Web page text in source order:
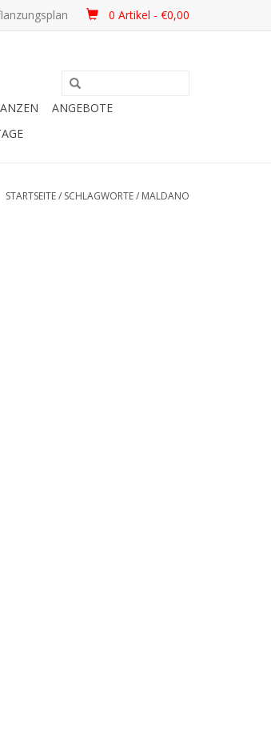
0 Artikel - €0,00
ANGEBOTE
STARTSEITE/ SCHLAGWORTE/ MALDANO